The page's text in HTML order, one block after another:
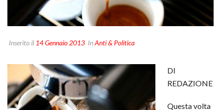
Inserito il 14 Gennaio 2013 InAnti & Politica
DI
REDAZIONE
Questa volta